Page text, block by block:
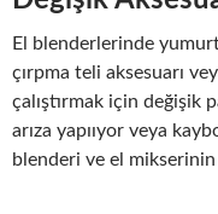
El blenderlerinde
çırpma teli aksesuarı
çalıştırmak için değişik
arıza yapııyor veya
blenderi ve el mikserinin